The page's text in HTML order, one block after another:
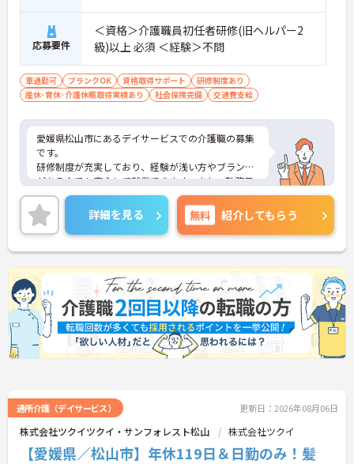
応募要件
＜資格＞介護職員初任者研修(旧ヘルパー2
級)以上 必須 ＜経験＞不問
車通勤可 ブランクOK 資格取得サポート
研修制度あり
産休･育休･介護休暇取得実績あり
社会保険完備 交通費支給
愛媛県松山市にあるデイサービスでの介護職の募集
です。
研修制度が充実しており、経験が浅い方やブランク
がある方でも安心して就業できます。また、勤務日
数・勤務曜日が相談可能なので、ライフスタイルに
合わせて働くことができます。
ご興味のある方には、面接対策ポイントなど、さら
に詳細をお話しいたしますのでお気軽にご相談くだ
さい！
詳細を見る 無料 紹介してもらう
通所介護（デイサービス） 更新日：2026年08月06日
株式会社ツクイツクイ・サンフォレスト松山 株式会社ツクイ
【愛媛県／松山市】年休119日＆日勤のみ！髪